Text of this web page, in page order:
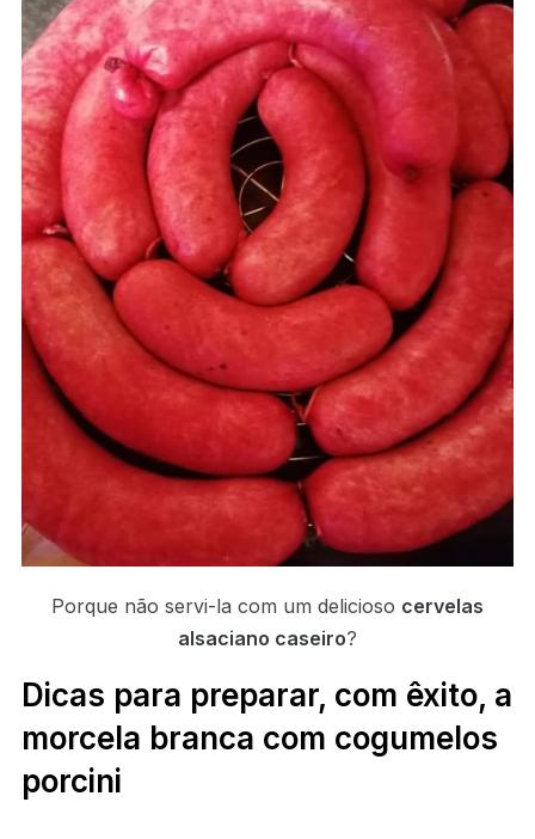
Porque não servi-la com um delicioso cervelas
alsaciano caseiro?
Dicas para preparar, com êxito, a
morcela branca com cogumelos
porcini